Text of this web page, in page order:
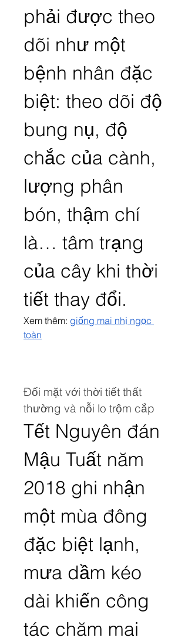
phải được theo
dõi như một
bệnh nhân đặc
biệt: theo dõi độ
bung nụ, độ
chắc của cành,
lượng phân
bón, thậm chí
là… tâm trạng
của cây khi thời
tiết thay đổi.
Xem thêm: giống mai nhị ngọc
toàn
Đối mặt với thời tiết thất
thường và nỗi lo trộm cắp
Tết Nguyên đán
Mậu Tuất năm
2018 ghi nhận
một mùa đông
đặc biệt lạnh,
mưa dầm kéo
dài khiến công
tác chăm mai